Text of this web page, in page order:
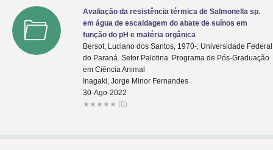
Avaliação da resistência térmica de Salmonella sp.
em água de escaldagem do abate de suínos em
função do pH e matéria orgânica
Bersot, Luciano dos Santos, 1970-; Universidade Federal
do Paraná. Setor Palotina. Programa de Pós-Graduação
em Ciência Animal
Inagaki, Jorge Minor Fernandes
30-Ago-2022
★ ★ ★ ★ ★ (0)